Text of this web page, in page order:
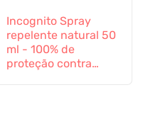
Incognito Spray
repelente natural 50
ml - 100% de
proteção contra